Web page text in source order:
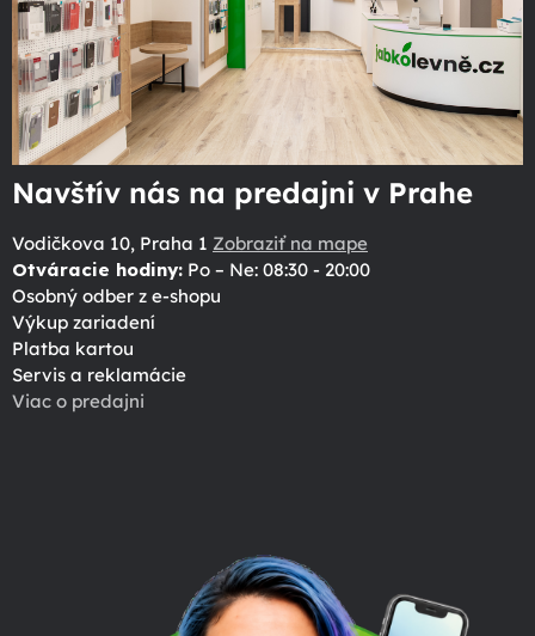
Navštív nás na predajni v Prahe
Vodičkova 10, Praha 1 Zobraziť na mape
Otváracie hodiny: Po – Ne: 08:30 - 20:00
Osobný odber z e-shopu
Výkup zariadení
Platba kartou
Servis a reklamácie
Viac o predajni